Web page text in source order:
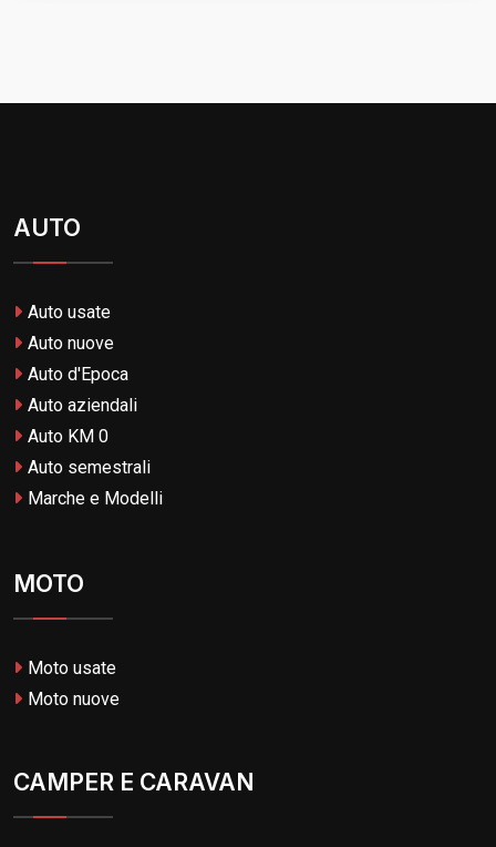
AUTO
Auto usate
Auto nuove
Auto d'Epoca
Auto aziendali
Auto KM 0
Auto semestrali
Marche e Modelli
MOTO
Moto usate
Moto nuove
CAMPER E CARAVAN